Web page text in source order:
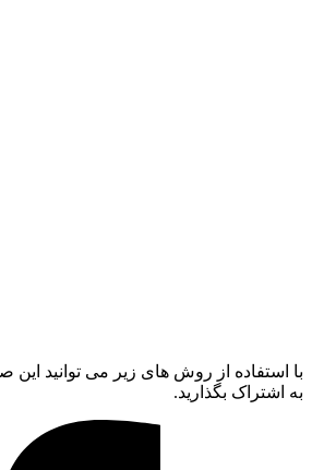
با استفاده از روش های زیر می توانید این
به اشتراک بگذارید.